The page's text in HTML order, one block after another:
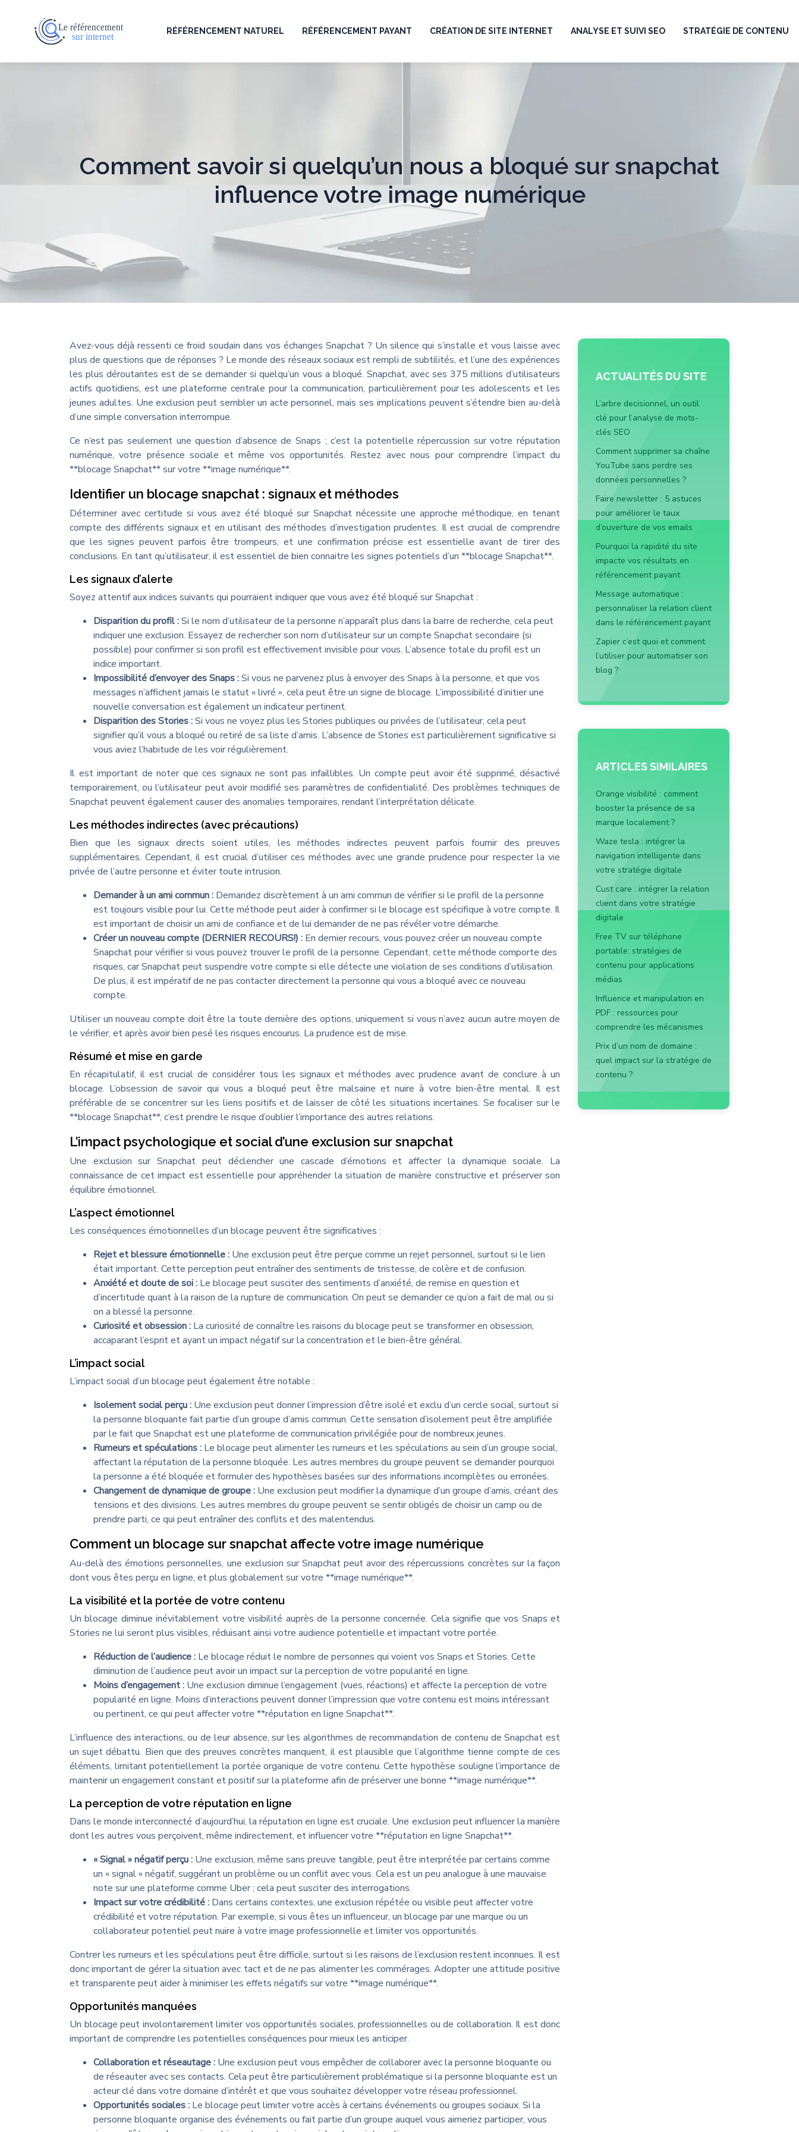
RÉFÉRENCEMENT NATUREL RÉFÉRENCEMENT PAYANT CRÉATION DE SITE INTERNET ANALYSE ET SUIVI SEO STRATÉGIE DE CONTENU
Comment savoir si quelqu’un nous a bloqué sur snapchat
influence votre image numérique
Avez-vous déjà ressenti ce froid soudain dans vos échanges Snapchat ? Un silence qui s’installe et vous laisse avec
plus de questions que de réponses ? Le monde des réseaux sociaux est rempli de subtilités, et l’une des expériences
les plus déroutantes est de se demander si quelqu’un vous a bloqué. Snapchat, avec ses 375 millions d’utilisateurs
actifs quotidiens, est une plateforme centrale pour la communication, particulièrement pour les adolescents et les
jeunes adultes. Une exclusion peut sembler un acte personnel, mais ses implications peuvent s’étendre bien au-delà
d’une simple conversation interrompue.
Ce n’est pas seulement une question d’absence de Snaps ; c’est la potentielle répercussion sur votre réputation
numérique, votre présence sociale et même vos opportunités. Restez avec nous pour comprendre l’impact du
**blocage Snapchat** sur votre **image numérique**.
Identifier un blocage snapchat : signaux et méthodes
Déterminer avec certitude si vous avez été bloqué sur Snapchat nécessite une approche méthodique, en tenant
compte des différents signaux et en utilisant des méthodes d’investigation prudentes. Il est crucial de comprendre
que les signes peuvent parfois être trompeurs, et une confirmation précise est essentielle avant de tirer des
conclusions. En tant qu’utilisateur, il est essentiel de bien connaitre les signes potentiels d’un **blocage Snapchat**.
Les signaux d’alerte
Soyez attentif aux indices suivants qui pourraient indiquer que vous avez été bloqué sur Snapchat :
Disparition du profil :Si le nom d’utilisateur de la personne n’apparaît plus dans la barre de recherche, cela peut
indiquer une exclusion. Essayez de rechercher son nom d’utilisateur sur un compte Snapchat secondaire (si
possible) pour confirmer si son profil est effectivement invisible pour vous. L’absence totale du profil est un
indice important.
Impossibilité d’envoyer des Snaps :Si vous ne parvenez plus à envoyer des Snaps à la personne, et que vos
messages n’affichent jamais le statut « livré », cela peut être un signe de blocage. L’impossibilité d’initier une
nouvelle conversation est également un indicateur pertinent.
Disparition des Stories :Si vous ne voyez plus les Stories publiques ou privées de l’utilisateur, cela peut
signifier qu’il vous a bloqué ou retiré de sa liste d’amis. L’absence de Stories est particulièrement significative si
vous aviez l’habitude de les voir régulièrement.
Il est important de noter que ces signaux ne sont pas infaillibles. Un compte peut avoir été supprimé, désactivé
temporairement, ou l’utilisateur peut avoir modifié ses paramètres de confidentialité. Des problèmes techniques de
Snapchat peuvent également causer des anomalies temporaires, rendant l’interprétation délicate.
Les méthodes indirectes (avec précautions)
Bien que les signaux directs soient utiles, les méthodes indirectes peuvent parfois fournir des preuves
supplémentaires. Cependant, il est crucial d’utiliser ces méthodes avec une grande prudence pour respecter la vie
privée de l’autre personne et éviter toute intrusion.
Demander à un ami commun : Demandez discrètement à un ami commun de vérifier si le profil de la personne
est toujours visible pour lui. Cette méthode peut aider à confirmer si le blocage est spécifique à votre compte. Il
est important de choisir un ami de confiance et de lui demander de ne pas révéler votre démarche.
Créer un nouveau compte (DERNIER RECOURS!) : En dernier recours, vous pouvez créer un nouveau compte
Snapchat pour vérifier si vous pouvez trouver le profil de la personne. Cependant, cette méthode comporte des
risques, car Snapchat peut suspendre votre compte si elle détecte une violation de ses conditions d’utilisation.
De plus, il est impératif de ne pas contacter directement la personne qui vous a bloqué avec ce nouveau
compte.
Utiliser un nouveau compte doit être la toute dernière des options, uniquement si vous n’avez aucun autre moyen de
le vérifier, et après avoir bien pesé les risques encourus. La prudence est de mise.
Résumé et mise en garde
En récapitulatif, il est crucial de considérer tous les signaux et méthodes avec prudence avant de conclure à un
blocage. L’obsession de savoir qui vous a bloqué peut être malsaine et nuire à votre bien-être mental. Il est
préférable de se concentrer sur les liens positifs et de laisser de côté les situations incertaines. Se focaliser sur le
**blocage Snapchat**, c’est prendre le risque d’oublier l’importance des autres relations.
L’impact psychologique et social d’une exclusion sur snapchat
Une exclusion sur Snapchat peut déclencher une cascade d’émotions et affecter la dynamique sociale. La
connaissance de cet impact est essentielle pour appréhender la situation de manière constructive et préserver son
équilibre émotionnel.
L’aspect émotionnel
Les conséquences émotionnelles d’un blocage peuvent être significatives :
Rejet et blessure émotionnelle : Une exclusion peut être perçue comme un rejet personnel, surtout si le lien
était important. Cette perception peut entraîner des sentiments de tristesse, de colère et de confusion.
Anxiété et doute de soi : Le blocage peut susciter des sentiments d’anxiété, de remise en question et
d’incertitude quant à la raison de la rupture de communication. On peut se demander ce qu’on a fait de mal ou si
on a blessé la personne.
Curiosité et obsession : La curiosité de connaître les raisons du blocage peut se transformer en obsession,
accaparant l’esprit et ayant un impact négatif sur la concentration et le bien-être général.
L’impact social
L’impact social d’un blocage peut également être notable :
Isolement social perçu : Une exclusion peut donner l’impression d’être isolé et exclu d’un cercle social, surtout si
la personne bloquante fait partie d’un groupe d’amis commun. Cette sensation d’isolement peut être amplifiée
par le fait que Snapchat est une plateforme de communication privilégiée pour de nombreux jeunes.
Rumeurs et spéculations : Le blocage peut alimenter les rumeurs et les spéculations au sein d’un groupe social,
affectant la réputation de la personne bloquée. Les autres membres du groupe peuvent se demander pourquoi
la personne a été bloquée et formuler des hypothèses basées sur des informations incomplètes ou erronées.
Changement de dynamique de groupe : Une exclusion peut modifier la dynamique d’un groupe d’amis, créant des
tensions et des divisions. Les autres membres du groupe peuvent se sentir obligés de choisir un camp ou de
prendre parti, ce qui peut entraîner des conflits et des malentendus.
Comment un blocage sur snapchat affecte votre image numérique
Au-delà des émotions personnelles, une exclusion sur Snapchat peut avoir des répercussions concrètes sur la façon
dont vous êtes perçu en ligne, et plus globalement sur votre **image numérique**.
La visibilité et la portée de votre contenu
Un blocage diminue inévitablement votre visibilité auprès de la personne concernée. Cela signifie que vos Snaps et
Stories ne lui seront plus visibles, réduisant ainsi votre audience potentielle et impactant votre portée.
Réduction de l’audience : Le blocage réduit le nombre de personnes qui voient vos Snaps et Stories. Cette
diminution de l’audience peut avoir un impact sur la perception de votre popularité en ligne.
Moins d’engagement : Une exclusion diminue l’engagement (vues, réactions) et affecte la perception de votre
popularité en ligne. Moins d’interactions peuvent donner l’impression que votre contenu est moins intéressant
ou pertinent, ce qui peut affecter votre **réputation en ligne Snapchat**.
L’influence des interactions, ou de leur absence, sur les algorithmes de recommandation de contenu de Snapchat est
un sujet débattu. Bien que des preuves concrètes manquent, il est plausible que l’algorithme tienne compte de ces
éléments, limitant potentiellement la portée organique de votre contenu. Cette hypothèse souligne l’importance de
maintenir un engagement constant et positif sur la plateforme afin de préserver une bonne **image numérique**.
La perception de votre réputation en ligne
Dans le monde interconnecté d’aujourd’hui, la réputation en ligne est cruciale. Une exclusion peut influencer la manière
dont les autres vous perçoivent, même indirectement, et influencer votre **réputation en ligne Snapchat**.
« Signal » négatif perçu : Une exclusion, même sans preuve tangible, peut être interprétée par certains comme
un « signal » négatif, suggérant un problème ou un conflit avec vous. Cela est un peu analogue à une mauvaise
note sur une plateforme comme Uber ; cela peut susciter des interrogations.
Impact sur votre crédibilité : Dans certains contextes, une exclusion répétée ou visible peut affecter votre
crédibilité et votre réputation. Par exemple, si vous êtes un influenceur, un blocage par une marque ou un
collaborateur potentiel peut nuire à votre image professionnelle et limiter vos opportunités.
Contrer les rumeurs et les spéculations peut être difficile, surtout si les raisons de l’exclusion restent inconnues. Il est
donc important de gérer la situation avec tact et de ne pas alimenter les commérages. Adopter une attitude positive
et transparente peut aider à minimiser les effets négatifs sur votre **image numérique**.
Opportunités manquées
Un blocage peut involontairement limiter vos opportunités sociales, professionnelles ou de collaboration. Il est donc
important de comprendre les potentielles conséquences pour mieux les anticiper.
Collaboration et réseautage : Une exclusion peut vous empêcher de collaborer avec la personne bloquante ou
de réseauter avec ses contacts. Cela peut être particulièrement problématique si la personne bloquante est un
acteur clé dans votre domaine d’intérêt et que vous souhaitez développer votre réseau professionnel.
Opportunités sociales : Le blocage peut limiter votre accès à certains événements ou groupes sociaux. Si la
personne bloquante organise des événements ou fait partie d’un groupe auquel vous aimeriez participer, vous
ACTUALITÉS DU SITE
L’arbre decisionnel, un outil
clé pour l’analyse de mots-
clés SEO
Comment supprimer sa chaîne
YouTube sans perdre ses
données personnelles ?
Faire newsletter : 5 astuces
pour améliorer le taux
d’ouverture de vos emails
Pourquoi la rapidité du site
impacte vos résultats en
référencement payant
Message automatique :
personnaliser la relation client
dans le référencement payant
Zapier c’est quoi et comment
l’utiliser pour automatiser son
blog ?
ARTICLES SIMILAIRES
Orange visibilité : comment
booster la présence de sa
marque localement ?
Waze tesla : intégrer la
navigation intelligente dans
votre stratégie digitale
Cust care : intégrer la relation
client dans votre stratégie
digitale
Free TV sur téléphone
portable: stratégies de
contenu pour applications
médias
Influence et manipulation en
PDF : ressources pour
comprendre les mécanismes
Prix d’un nom de domaine :
quel impact sur la stratégie de
contenu ?